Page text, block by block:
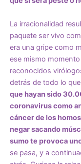
La irracionalidad
paquete ser vivo
era una gripe como
ese mismo
reconocidos
detrás de todo lo
que hayan sido
coronavirus como
cáncer de los
negar sacando
sumo te provoca
se pasa, y a